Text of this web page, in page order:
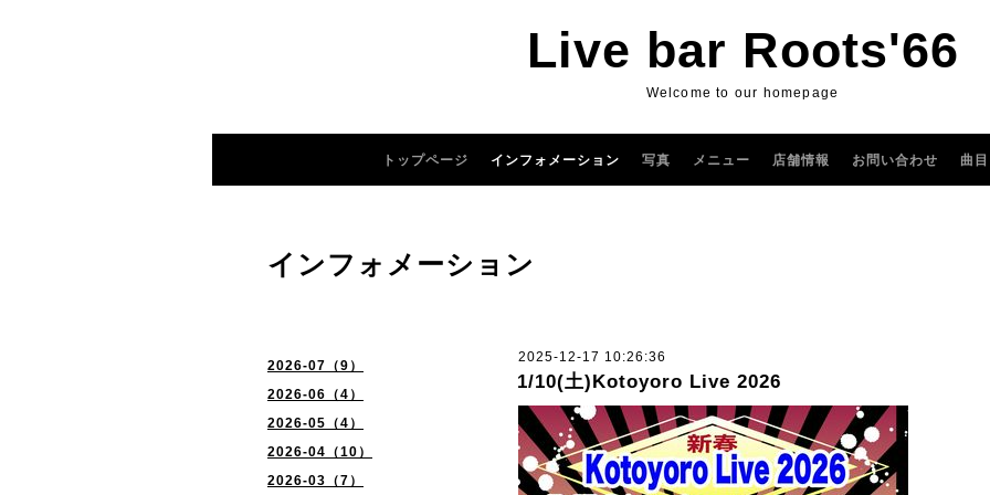
Live bar Roots'66
Welcome to our homepage
トップページ インフォメーション 写真 メニュー 店舗情報 お問い合わせ 曲
2026-07（9）
2026-06（4）
2026-05（4）
2026-04（10）
2026-03（7）
インフォメーション
2025-12-17 10:26:36
1/10(土)Kotoyoro Live 2026